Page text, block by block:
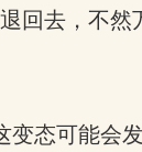
回去，不
态可能会发